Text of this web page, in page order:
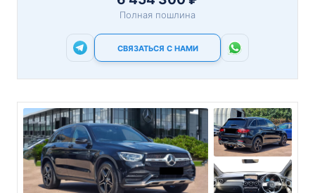
Полная пошлина
СВЯЗАТЬСЯ С НАМИ